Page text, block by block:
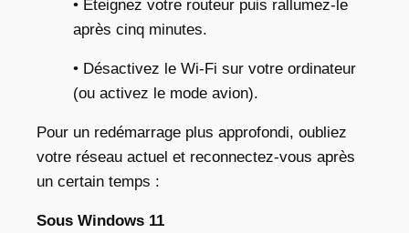
• Éteignez votre routeur puis rallumez-le
après cinq minutes.
• Désactivez le Wi-Fi sur votre ordinateur
(ou activez le mode avion).
Pour un redémarrage plus approfondi, oubliez
votre réseau actuel et reconnectez-vous après
un certain temps :
Sous Windows 11